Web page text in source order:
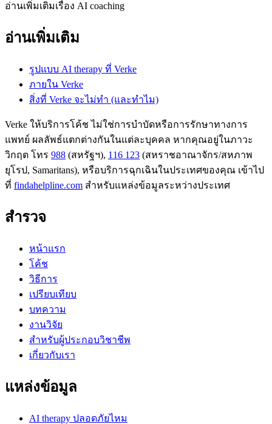
อ่านเพิ่มเติมเรื่อง AI coaching
อ่านเพิ่มเติม
รูปแบบ AI therapy ที่ Verke
ภายใน Verke
สิ่งที่ Verke จะไม่ทำ (และทำไม)
Verke ให้บริการโค้ช ไม่ใช่การบำบัดหรือการรักษาทางการ
แพทย์ ผลลัพธ์แตกต่างกันในแต่ละบุคคล หากคุณอยู่ในภาวะ
วิกฤต โทร 988 (สหรัฐฯ), 116 123 (สหราชอาณาจักร/สหภาพ
ยุโรป, Samaritans), หรือบริการฉุกเฉินในประเทศของคุณ เข้าไป
ที่ findahelpline.com สำหรับแหล่งข้อมูลระหว่างประเทศ
สำรวจ
หน้าแรก
โค้ช
วิธีการ
เปรียบเทียบ
บทความ
งานวิจัย
สำหรับผู้ประกอบวิชาชีพ
เกี่ยวกับเรา
แหล่งข้อมูล
AI therapy ปลอดภัยไหม